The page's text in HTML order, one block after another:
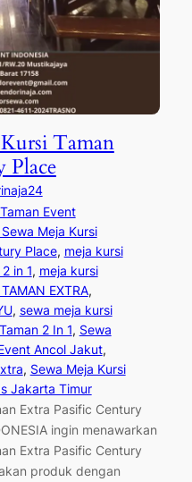
Taman
Place
Event
Meja Kursi
Place, meja kursi
in 1, meja kursi
EXTRA
, sewa meja kursi
2 In 1, Sewa
Ancol Jakut
, Sewa Meja Kursi
Jakarta Timur
Extra Pasific Century
ingin menawarkan
Extra Pasific Century
produk dengan